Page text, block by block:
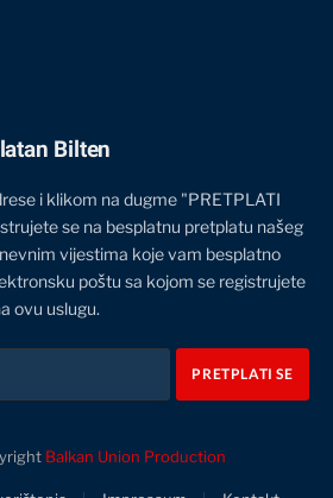
Bilten
i klikom na dugme "PRETPLATI
se na besplatnu pretplatu našeg
vijestima koje vam besplatno
poštu sa kojom se registrujete
ovu uslugu.
Balkan Union Production